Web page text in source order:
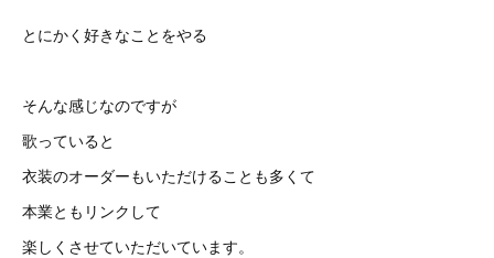
とにかく好きなことをやる
そんな感じなのですが
歌っていると
衣装のオーダーもいただけることも多くて
本業ともリンクして
楽しくさせていただいています。